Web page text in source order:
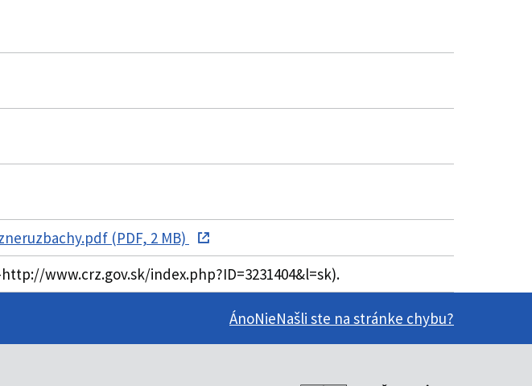
(PDF, 2 MB)
www.crz.gov.sk/index.php?ID=3231404&l=sk).
ÁnoNieNašli ste na stránke chybu?